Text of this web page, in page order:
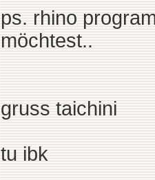
ps. rhino
möchtest..
gruss taichini
tu ibk